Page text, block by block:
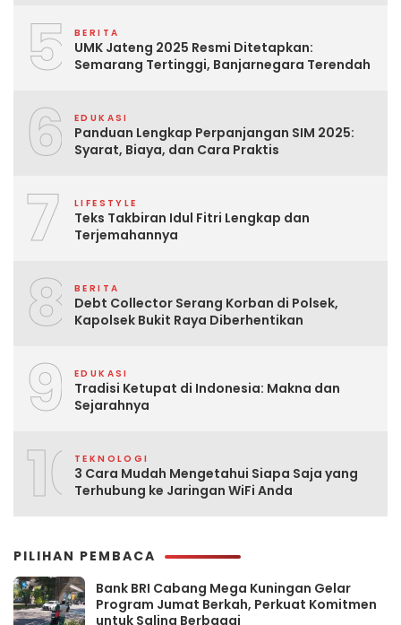
5 BERITA
UMK Jateng 2025 Resmi Ditetapkan:
Semarang Tertinggi, Banjarnegara Terendah
6 EDUKASI
Panduan Lengkap Perpanjangan SIM 2025:
Syarat, Biaya, dan Cara Praktis
7 LIFESTYLE
Teks Takbiran Idul Fitri Lengkap dan
Terjemahannya
8 BERITA
Debt Collector Serang Korban di Polsek,
Kapolsek Bukit Raya Diberhentikan
9 EDUKASI
Tradisi Ketupat di Indonesia: Makna dan
Sejarahnya
10TEKNOLOGI
3 Cara Mudah Mengetahui Siapa Saja yang
Terhubung ke Jaringan WiFi Anda
PILIHAN PEMBACA
Bank BRI Cabang Mega Kuningan Gelar
Program Jumat Berkah, Perkuat Komitmen
untuk Saling Berbagai